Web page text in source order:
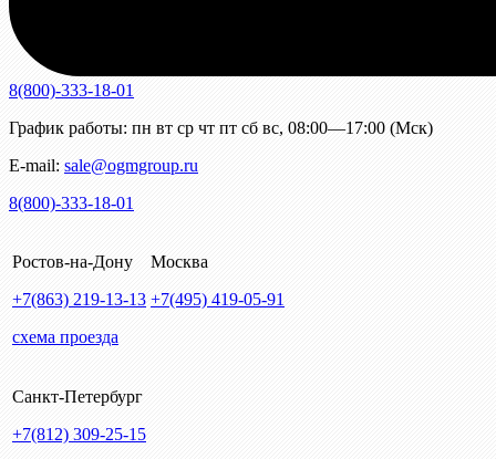
8(800)-333-18-01
График работы: пн вт ср чт пт сб вс, 08:00—17:00 (Мск)
E-mail: sale@ogmgroup.ru
8(800)-333-18-01
Ростов-на-Дону
+7(863) 219-13-13
схема проезда
Москва
+7(495) 419-05-91
Санкт-Петербург
+7(812) 309-25-15